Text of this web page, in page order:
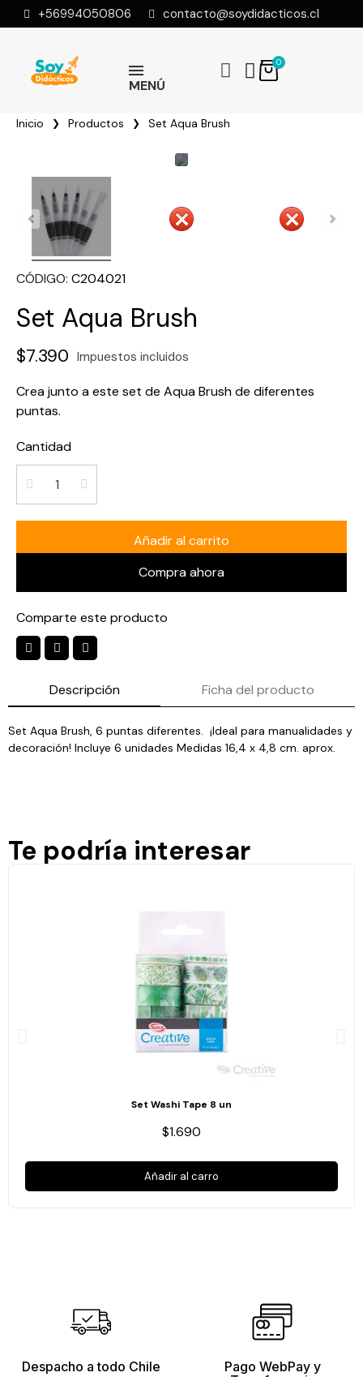
+56994050806 contacto@soydidacticos.cl
MENÚ
Inicio Productos Set Aqua Brush
CÓDIGO C204021
Set Aqua Brush
$7.390 Impuestos incluidos
Crea junto a este set de Aqua Brush de diferentes
puntas.
Cantidad
Añadir al carrito
Compra ahora
Comparte este producto
Descripción Ficha del producto
Set Aqua Brush, 6 puntas diferentes. ¡Ideal para manualidades y
decoración! Incluye 6 unidades Medidas 16,4 x 4,8 cm. aprox.
Te podría interesar
Set Washi Tape 8 un
$1.690
Añadir al carro
Despacho a todo Chile
Pago WebPay y